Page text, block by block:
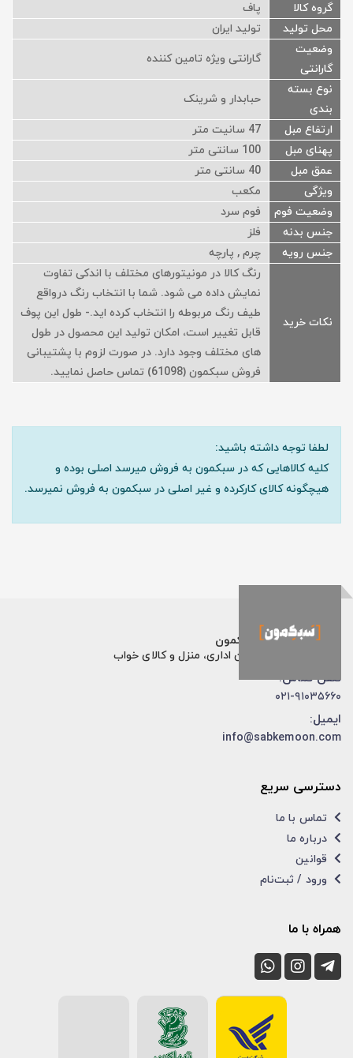
گروه کالا
پاف
محل تولید
تولید ایران
وضعیت
گارانتی
گارانتی ویژه تامین کننده
نوع بسته
بندی
حبابدار و شرینک
ارتفاع مبل
47 سانیت متر
پهنای مبل
100 سانتی متر
عمق مبل
40 سانتی متر
ویژگی
مکعب
وضعیت فوم
فوم سرد
جنس بدنه
فلز
جنس رویه
چرم , پارچه
نکات خرید
رنگ کالا در مونیتورهای مختلف با اندکی تفاوت
نمایش داده می شود. شما با انتخاب رنگ درواقع
طیف رنگ مربوطه را انتخاب کرده اید.- طول این پوف
قابل تغییر است، امکان تولید این محصول در طول
های مختلف وجود دارد. در صورت لزوم با پشتیبانی
فروش سبکمون (61098) تماس حاصل نمایید.
لطفا توجه داشته باشید:
کلیه کالاهایی که در سبکمون به فروش میرسد اصلی بوده و
هیچگونه کالای کارکرده و غیر اصلی در سبکمون به فروش نمیرسد.
فروشگاه اینترنتی سبکمون
فروش تخصصی مبلمان اداری، منزل و کالای خواب
تلفن تماس:
۰۲۱-۹۱۰۳۵۶۶۰
ایمیل:
info@sabkemoon.com
دسترسی سریع
تماس با ما
درباره ما
قوانین
ورود / ثبت‌نام
همراه با ما